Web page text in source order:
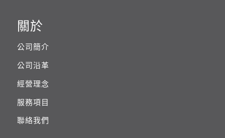
關於
公司簡介
公司沿革
經營理念
服務項目
聯絡我們